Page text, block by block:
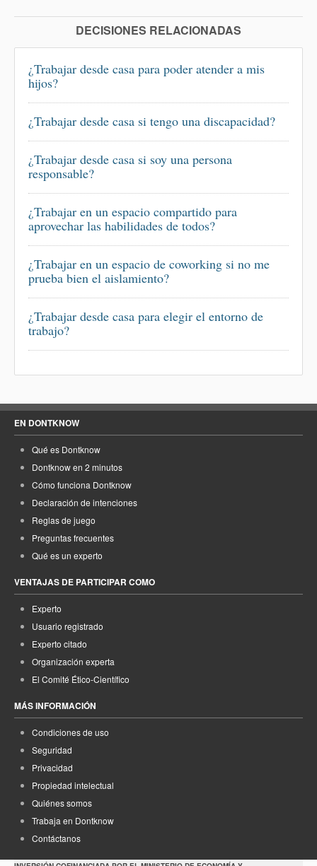
DECISIONES RELACIONADAS
¿Trabajar desde casa para poder atender a mis
hijos?
¿Trabajar desde casa si tengo una discapacidad?
¿Trabajar desde casa si soy una persona
responsable?
¿Trabajar en un espacio compartido para
aprovechar las habilidades de todos?
¿Trabajar en un espacio de coworking si no me
prueba bien el aislamiento?
¿Trabajar desde casa para elegir el entorno de
trabajo?
EN DONTKNOW
Qué es Dontknow
Dontknow en 2 minutos
Cómo funciona Dontknow
Declaración de intenciones
Reglas de juego
Preguntas frecuentes
Qué es un experto
VENTAJAS DE PARTICIPAR COMO
Experto
Usuario registrado
Experto citado
Organización experta
El Comité Ético-Científico
MÁS INFORMACIÓN
Condiciones de uso
Seguridad
Privacidad
Propiedad intelectual
Quiénes somos
Trabaja en Dontknow
Contáctanos